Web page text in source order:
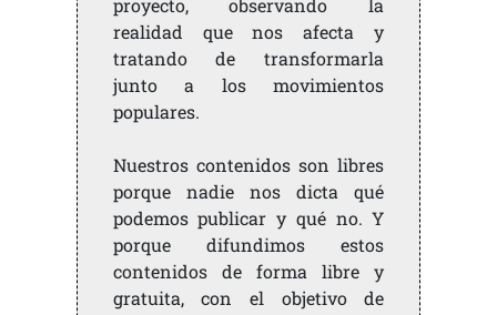
proyecto, observando la
realidad que nos afecta y
tratando de transformarla
junto a los movimientos
populares.
Nuestros contenidos son libres
porque nadie nos dicta qué
podemos publicar y qué no. Y
porque difundimos estos
contenidos de forma libre y
gratuita, con el objetivo de